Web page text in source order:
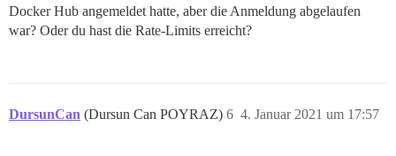
Docker Hub angemeldet hatte, aber die Anmeldung abgelaufen
war? Oder du hast die Rate-Limits erreicht?
DursunCan (Dursun Can POYRAZ) 4. Januar 2021 um 17:57
6